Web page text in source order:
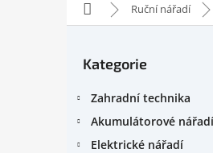
Domů Ruční nářadí
Přeskočit
Kategorie
Zahradní technika
Akumulátorové nářadí
Elektrické nářadí